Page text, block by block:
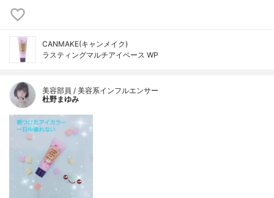
CANMAKE(キャンメイク)
ラスティングマルチアイベース WP
美容部員 / 美容系インフルエンサー
杜野まゆみ